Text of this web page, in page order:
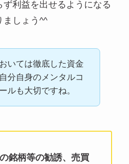
利益を出せるようになる
ましょう^^
いては徹底した資金
分自身のメンタルコ
ルも大切ですね。
銘柄等の勧誘、売買